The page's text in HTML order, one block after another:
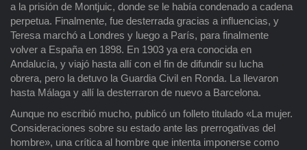
a la prisión de Montjuic, donde se le había condenado a cadena
perpetua. Finalmente, fue desterrada gracias a influencias, y
Teresa marchó a Londres y luego a París, para finalmente
volver a España en 1898. En 1903 ya era conocida en
Andalucía, y viajó hasta allí con el fin de difundir su lucha
obrera, pero la detuvo la Guardia Civil en Ronda. La llevaron
hasta Málaga y allí la desterraron de nuevo a Barcelona.
Aunque no escribió mucho, publicó un folleto titulado «La mujer.
Consideraciones sobre su estado ante las prerrogativas del
hombre», una crítica al hombre que intenta imponerse como